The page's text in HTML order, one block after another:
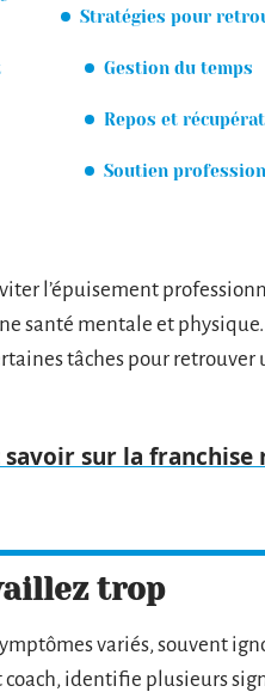
Stratégies pour
Gestion du temps
Repos et
Soutien
l’épuisement
santé mentale et
tâches pour
sur la franchise
trop
variés, souvent
identifie plusieurs